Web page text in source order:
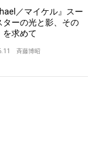
／マイケル』スー
ターの光と影、その
を求めて
斉藤博昭